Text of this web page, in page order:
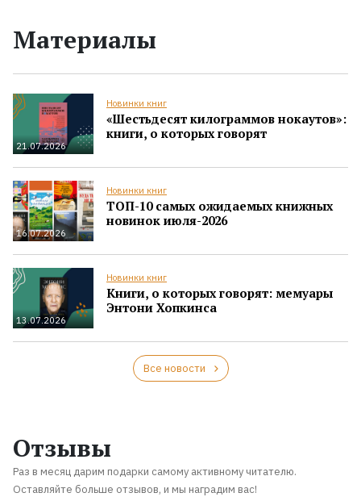
Материалы
21.07.2026
Новинки книг
«Шестьдесят килограммов нокаутов»:
книги, о которых говорят
16.07.2026
Новинки книг
ТОП-10 самых ожидаемых книжных
новинок июля-2026
13.07.2026
Новинки книг
Книги, о которых говорят: мемуары
Энтони Хопкинса
Все новости
Отзывы
Раз в месяц дарим подарки самому активному читателю.
Оставляйте больше отзывов, и мы наградим вас!